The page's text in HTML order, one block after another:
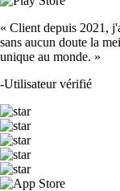
« Client depuis 2021,
sans aucun doute la
unique au monde. »
-Utilisateur vérifié